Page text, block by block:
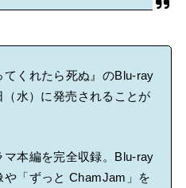
てくれたら死ぬ』のBlu-ray
水）に発売されることが
本編を完全収録。Blu-ray
「ずっと ChamJam」を